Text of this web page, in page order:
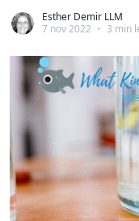
Esther Demir LLM
7 nov 2022 • 3 min